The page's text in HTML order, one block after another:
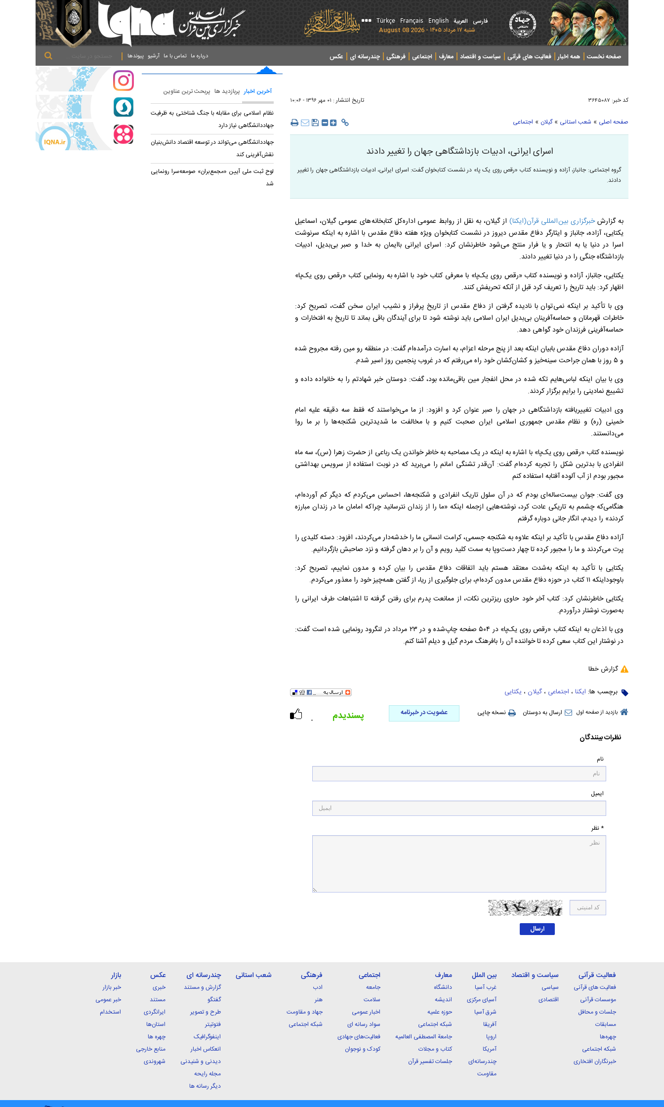
فارسی العربیة English
Français
Türkçe
شنبه ۱۷ مرداد ۱۴۰۵ - 2026 August 08
صفحه نخست همه اخبار فعالیت های قرآنی سیاست و اقتصاد معارف اجتماعی فرهنگی چندرسانه ای عکس پیوندها آرشیو تماس با ما درباره ما
کد خبر: ۳۶۴۵۰۸۷ تاریخ انتشار : ۰۱ مهر ۱۳۹۶ - ۱۰:۰۶
صفحه اصلی » شعب استانی »گیلان » اجتماعی
اسرای ایرانی، ادبیات بازداشتگاهی جهان را تغییر دادند
گروه اجتماعی: جانباز، آزاده و نویسنده کتاب «رقص روی یک‌ پا» در نشست کتابخوان گفت: اسرای ایرانی، ادبیات بازداشتگاهی جهان را تغییر
دادند.
به گزارشخبرگزاری بین المللی قرآن(ایکنا) از گیلان، به نقل از روابط عمومی اداره کل کتابخانه های عمومی گیلان، اسماعیل
یکتایی، آزاده، جانباز و ایثارگر دفاع مقدس دیروز در نشست کتابخوان ویژه هفته دفاع مقدس با اشاره به اینکه سرنوشت
اسرا در دنیا یا به انتحار و یا فرار منتج می‌شود خاطرنشان کرد: اسرای ایرانی باایمان به خدا و صبر بی‌بدیل، ادبیات
بازداشتگاه جنگی را در دنیا تغییر دادند.
یکتایی، جانباز، آزاده و نویسنده کتاب «رقص روی یک‌پا» با معرفی کتاب خود با اشاره به رونمایی کتاب «رقص روی یک‌پا»
اظهار کرد: باید تاریخ را تعریف کرد قبل از آنکه تحریفش کنند.
وی با تأکید بر اینکه نمی ‌توان با نادیده گرفتن از دفاع مقدس از تاریخ پرفراز و نشیب ایران سخن گفت، تصریح کرد:
خاطرات قهرمانان و حماسه‌آفرینان بی‌بدیل ایران اسلامی باید نوشته شود تا برای آیندگان باقی بماند تا تاریخ به افتخارات و
حماسه‌آفرینی فرزندان خود گواهی دهد.
آزاده دوران دفاع مقدس بابیان اینکه بعد از پنج مرحله اعزام، به اسارت درآمده‌ام گفت: در منطقه رو مین رفته مجروح شده
و ۵ روز با همان جراحت سینه‌خیز و کشان‌کشان خود راه می‌رفتم که در غروب پنجمین روز اسیر شدم
.
وی با بیان اینکه لباس‌هایم تکه شده در محل انفجار مین باقی‌مانده بود، گفت: دوستان خبر شهادتم را به خانواده داده و
تشییع نمادینی را برایم برگزار کردند.
وی ادبیات تغییریافته بازداشتگاهی در جهان را صبر عنوان کرد و افزود: از ما می‌خواستند که فقط سه دقیقه علیه امام
خمینی (ره) و نظام مقدس جمهوری اسلامی ایران صحبت کنیم و با مخالفت ما شدیدترین شکنجه‌ها را بر ما روا
می‌دانستند.
نویسنده کتاب «رقص روی یک‌پا» با اشاره به اینکه در یک مصاحبه به خاطر خواندن یک رباعی از حضرت زهرا (س)، سه ماه
انفرادی با بدترین شکل را تجربه کرده‌ام گفت: آن‌قدر تشنگی امانم را می‌برید که در نوبت استفاده از سرویس بهداشتی
مجبور بودم از آب آلوده آفتابه استفاده کنم
وی گفت: جوان بیست‌ساله‌ای بودم که در آن سلول تاریک انفرادی و شکنجه‌ها، احساس می‌کردم که دیگر کم آورده‌ام،
هنگامی‌که چشمم به تاریکی عادت کرد، نوشته‌هایی ازجمله اینکه «ما را از زندان نترسانید چراکه امامان ما در زندان مبارزه
کردند» را دیدم، انگار جانی دوباره گرفتم
آزاده دفاع مقدس با تأکید بر اینکه علاوه به شکنجه جسمی، کرامت انسانی ما را خدشه‌دار می‌کردند، افزود: دسته کلیدی را
پرت می‌کردند و ما را مجبور کرده تا چهار دست‌وپا به سمت کلید رویم و آن را بر دهان گرفته و نزد صاحبش بازگردانیم.
یکتایی با تأکید به اینکه به‌شدت معتقد هستم باید اتفاقات دفاع مقدس را بیان کرده و مدون نماییم، تصریح کرد:
باوجوداینکه ۱۱ کتاب در حوزه دفاع مقدس مدون کرده‌ام، برای جلوگیری از ریا، از گفتن همه‌چیز خود را معذور می‌کردم
.
یکتایی خاطرنشان کرد: کتاب آخر خود حاوی ریزترین نکات، از ممانعت پدرم برای رفتن گرفته تا اشتباهات طرف ایرانی را
به‌صورت نوشتار درآوردم.
وی با اذعان به اینکه کتاب «رقص روی یک‌پا» در ۵۰۴ صفحه چاپ‌شده و در ۲۳ مرداد در لنگرود رونمایی شده است گفت:
در نوشتار این کتاب سعی کرده تا خواننده آن را بافرهنگ مردم گیل و دیلم آشنا کنم.
گزارش خطا
برچسب ها: ایکنا ، اجتماعی ، گیلان ، یکتایی
بازدید از صفحه اول ارسال به دوستان نسخه چاپی عضویت در خبرنامه
۰ پسندیدم
نظرات بینندگان
نام
ایمیل
* نظر
آخرین اخبار پربازدید ها پربحث ترین عناوین
نظام اسلامی برای مقابله با جنگ شناختی به ظرفیت
جهاددانشگاهی نیاز دارد
جهاددانشگاهی می‌تواند در توسعه اقتصاد دانش‌بنیان
نقش‌آفرینی کند
لوح ثبت ملی آیین «مجمع‌بران» صومعه‌سرا رونمایی
شد
فعالیت قرآنی
فعالیت های قرآنی
موسسات قرآنی
جلسات و محافل
مسابقات
چهره‌ها
شبکه اجتماعی
خبرنگاران افتخاری
سیاست و اقتصاد
سیاسی
اقتصادی
بین الملل
غرب آسیا
آسیای مرکزی
شرق آسیا
آفریقا
اروپا
آمریکا
چندرسانه‌ای
مقاومت
معارف
دانشگاه
اندیشه
حوزه علمیه
شبکه اجتماعی
جامعة المصطفی العالمیه
کتاب و مجلات
جلسات تفسیر قرآن
اجتماعی
جامعه
سلامت
اخبار عمومی
سواد رسانه ای
فعالیت‌های جهادی
کودک و نوجوان
فرهنگی
ادب
هنر
جهاد و مقاومت
شبکه اجتماعی
شعب استانی چندرسانه ای
گزارش و مستند
گفتگو
طرح و تصویر
فتوتیتر
اینفوگرافیک
انعکاس اخبار
دیدنی و شنیدنی
مجله رایحه
دیگر رسانه ها
عکس
خبری
مستند
ایرانگردی
استان‌ها
چهره ها
منابع خارجی
شهروندی
بازار
خبر بازار
خبر عمومی
استخدام